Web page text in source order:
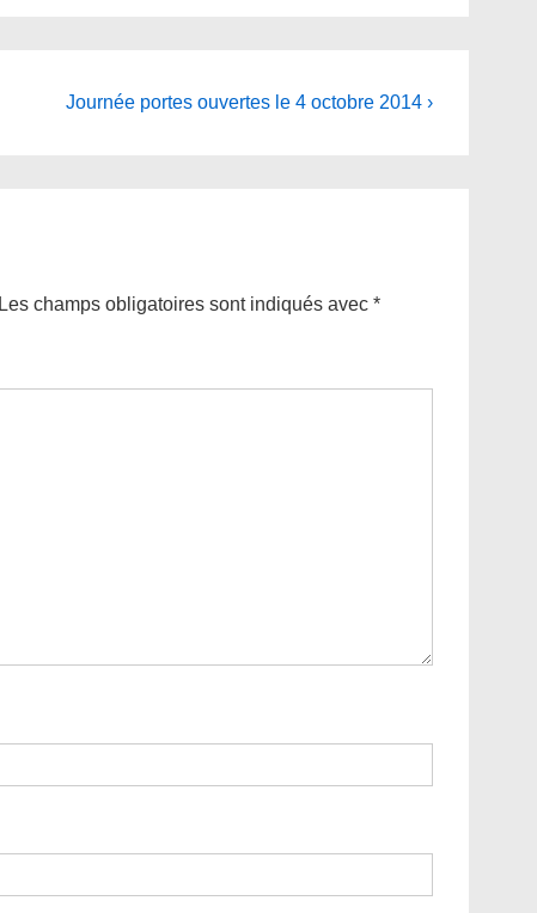
Next
Journée portes ouvertes le 4 octobre 2014 ›
Les champs obligatoires sont indiqués avec *